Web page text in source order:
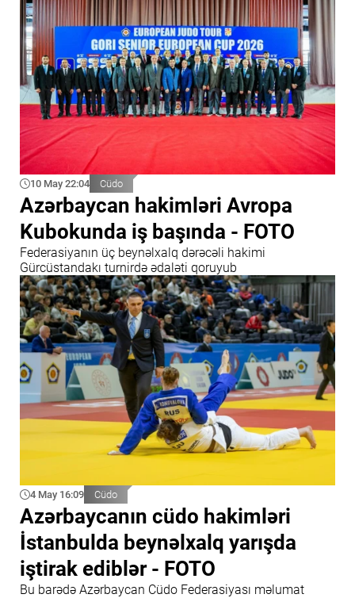
10 May 22:04 Cüdo
Azərbaycan hakimləri Avropa
Kubokunda iş başında - FOTO
Federasiyanın üç beynəlxalq dərəcəli hakimi
Gürcüstandakı turnirdə ədaləti qoruyub
4 May 16:09 Cüdo
Azərbaycanın cüdo hakimləri
İstanbulda beynəlxalq yarışda
iştirak ediblər - FOTO
Bu barədə Azərbaycan Cüdo Federasiyası məlumat